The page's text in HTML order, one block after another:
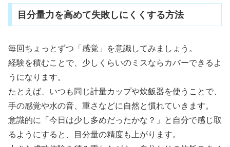
目分量力を高めて失敗しにくくする方法
毎回ちょっとずつ「感覚」を意識してみましょう。
経験を積むことで、少しくらいのミスならカバーできるよ
うになります。
たとえば、いつも同じ計量カップや炊飯器を使うことで、
手の感覚や水の音、重さなどに自然と慣れていきます。
意識的に「今日は少し多めだったかな？」と自分で感じ取
るようにすると、目分量の精度も上がります。